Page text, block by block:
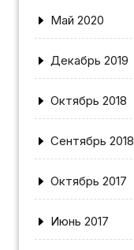
Май 2020
Декабрь 2019
Октябрь 2018
Сентябрь 2018
Октябрь 2017
Июнь 2017